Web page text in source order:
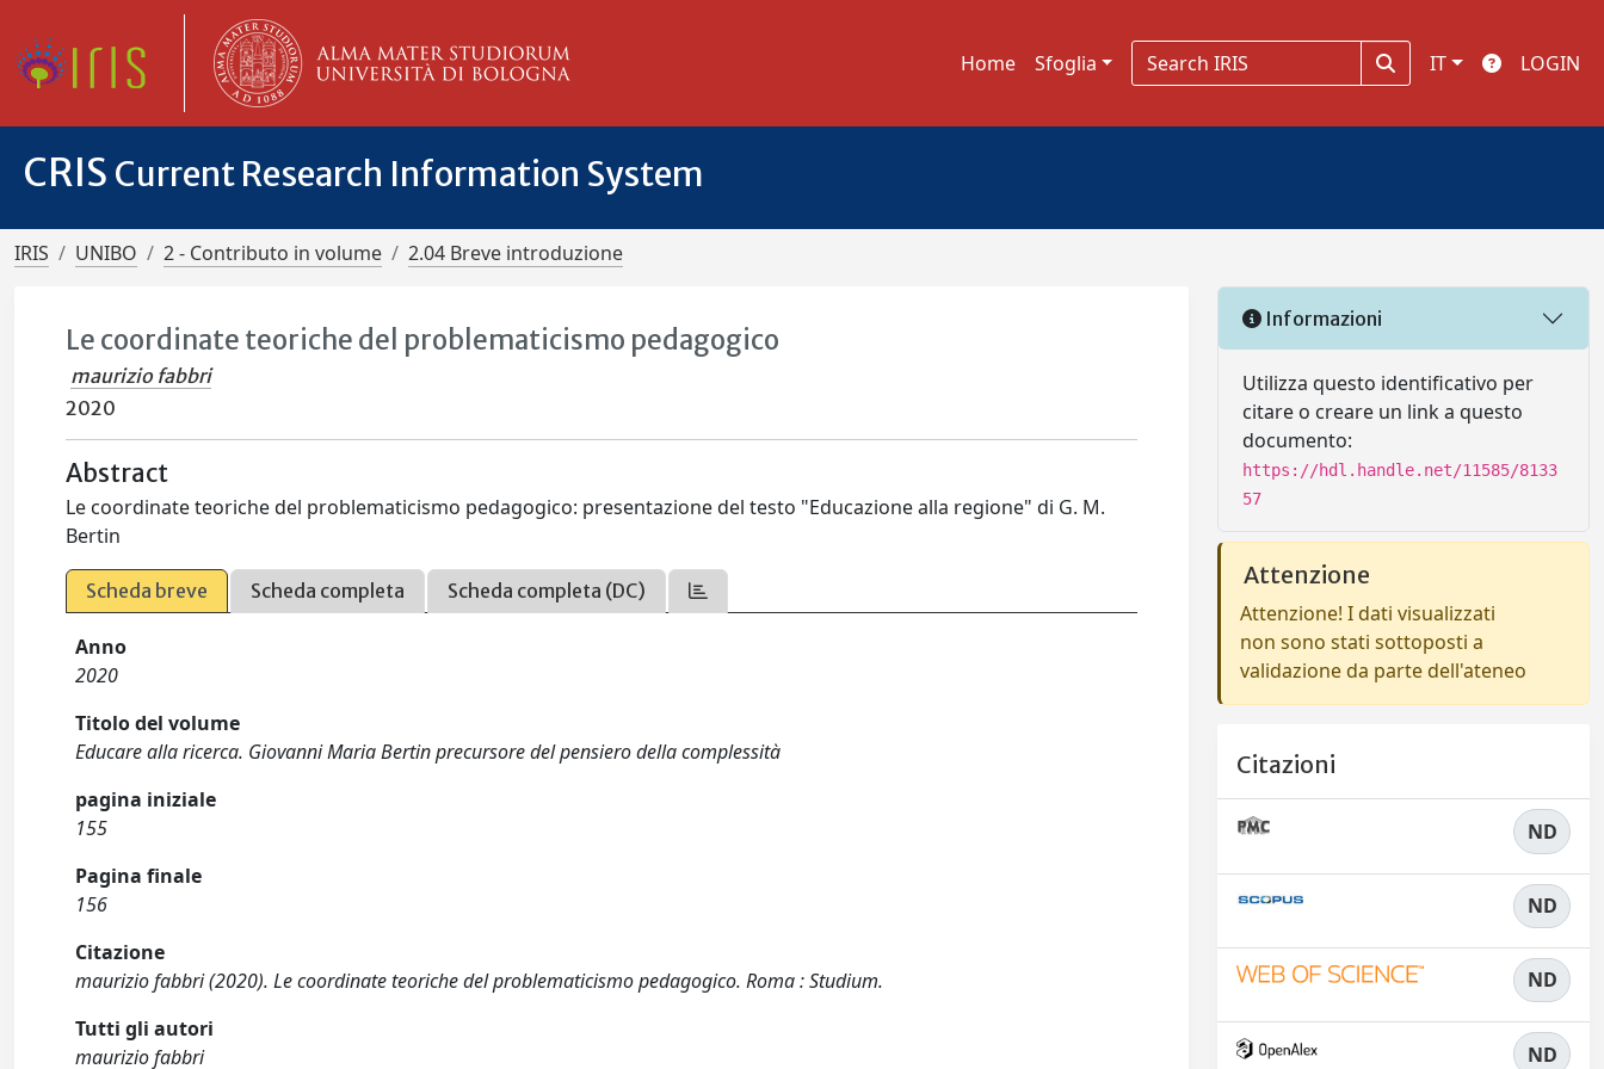
Home Sfoglia IT LOGIN
CRIS Current Research Information System
IRIS UNIBO 2 - Contributo in volume 2.04 Breve introduzione
Le coordinate teoriche del problematicismo pedagogico
maurizio fabbri
2020
Abstract
Le coordinate teoriche del problematicismo pedagogico: presentazione del testo "Educazione alla regione" di G. M.
Bertin
Scheda breve Scheda completa Scheda completa (DC)
Anno
2020
Titolo del volume
Educare alla ricerca. Giovanni Maria Bertin precursore del pensiero della complessità
pagina iniziale
155
Pagina finale
156
Citazione
maurizio fabbri (2020). Le coordinate teoriche del problematicismo pedagogico. Roma : Studium.
Tutti gli autori
maurizio fabbri
Informazioni
Utilizza questo identificativo per
citare o creare un link a questo
documento:
https://hdl.handle.net/11585/8133
57
Attenzione
Attenzione! I dati visualizzati
non sono stati sottoposti a
validazione da parte dell'ateneo
Citazioni
ND
ND
ND
ND